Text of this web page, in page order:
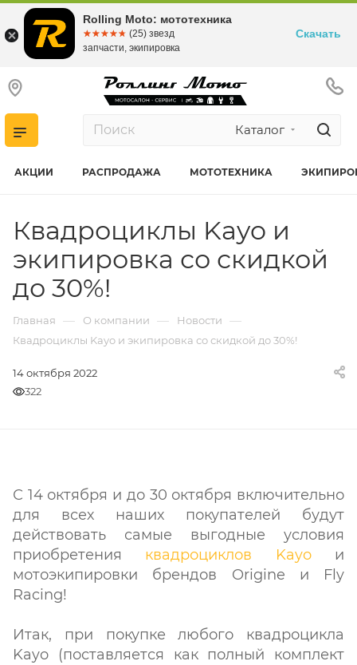
Каталог
АКЦИИ РАСПРОДАЖА МОТОТЕХНИКА
Квадроциклы Kayo и
экипировка со скидкой
до 30%!
Главная — О компании — Новости —
Квадроциклы Kayo и экипировка со скидкой до 30%!
14 октября 2022
322
С 14 октября и до 30 октября включительно
для всех наших покупателей будут
действовать самые выгодные условия
приобретения квадроциклов Kayoи
мотоэкипировки брендов Origine и Fly
Racing!
Итак, при покупке любого квадроцикла
Kayo (поставляется как полный комплект
Rolling Moto: мототехника
☆☆☆☆☆
★★★★★ (25) звезд
запчасти, экипировка
Скачать